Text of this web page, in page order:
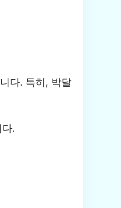
다. 특히, 박달
.